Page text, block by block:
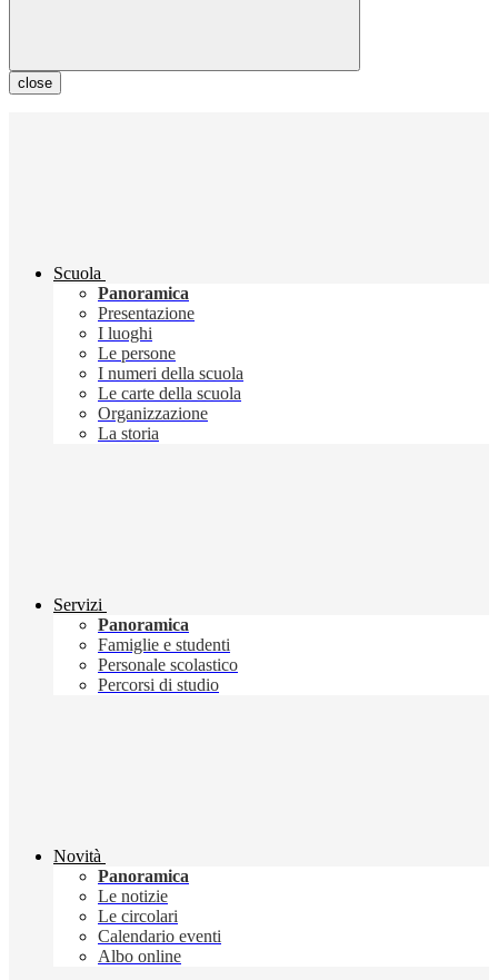
close
Scuola
Panoramica
Presentazione
I luoghi
Le persone
I numeri della scuola
Le carte della scuola
Organizzazione
La storia
Servizi
Panoramica
Famiglie e studenti
Personale scolastico
Percorsi di studio
Novità
Panoramica
Le notizie
Le circolari
Calendario eventi
Albo online